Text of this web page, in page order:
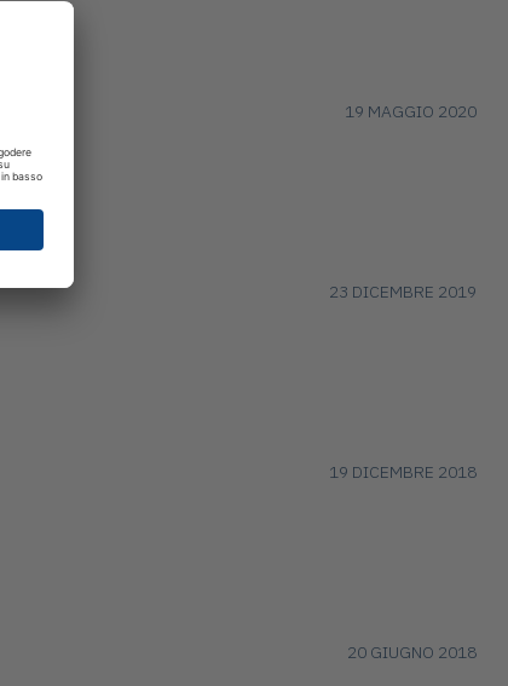
19 MAGGIO 2020
23 DICEMBRE 2019
19 DICEMBRE 2018
20 GIUGNO 2018